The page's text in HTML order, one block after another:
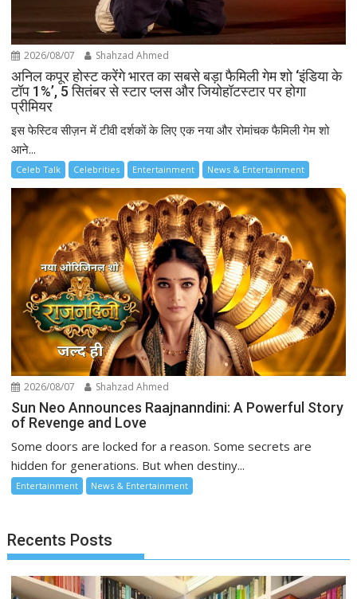
2026/08/07 Shahzad Ahmed
अनिल कपूर होस्ट करेंगे भारत का सबसे बड़ा फैमिली गेम शो ‘इंडिया के
टॉप 1%’, 5 सितंबर से स्टार प्लस और जियोहॉटस्टार पर होगा
प्रीमियर
इस फेस्टिव सीज़न में टीवी दर्शकों के लिए एक नया और रोमांचक फैमिली गेम शो
आने...
Celeb Talk Celebrities Entertainment News & Entertainment
2026/08/07 Shahzad Ahmed
Sun Neo Announces Raajnanndini: A Powerful Story
of Revenge and Love
Some doors are locked for a reason. Some secrets are
hidden for generations. But when destiny...
Entertainment News & Entertainment
Recents Posts